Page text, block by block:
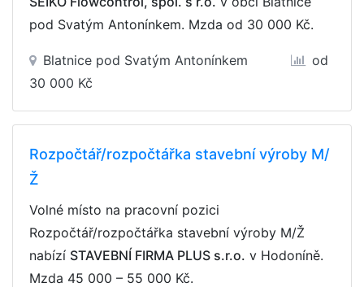
pod Svatým Antonínkem. Mzda od 30 000 Kč.
Blatnice pod Svatým Antonínkem
od
30 000 Kč
Rozpočtář/rozpočtářka stavební výroby M/
Ž
Volné místo na pracovní pozici
Rozpočtář/rozpočtářka stavební výroby M/Ž
nabízí STAVEBNÍ FIRMA PLUS s.r.o. v Hodoníně.
Mzda 45 000 – 55 000 Kč.